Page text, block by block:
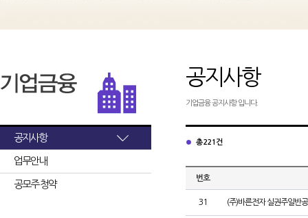
공지사항
업무안내
공모주 청약
공지사항
기업금융 공지사항 입니다.
총 221건
번호
31 (주)바른전자 실권주일반